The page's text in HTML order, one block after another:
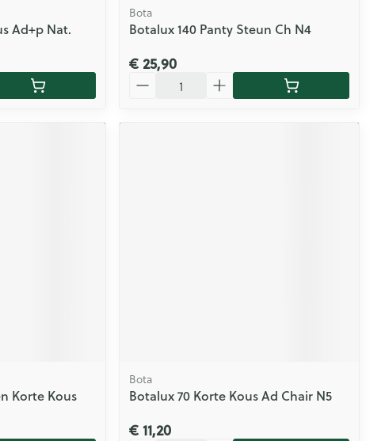
Ad+p Nat.
Bota
Botalux 140 Panty Steun Ch N4
€ 25,90
Korte Kous
Bota
Botalux 70 Korte Kous Ad Chair N5
€ 11,20